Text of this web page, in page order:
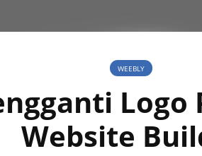
WEEBLY
Logo
Website